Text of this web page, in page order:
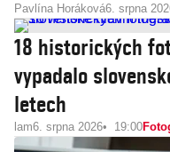
Pavlína Horáková6. srpna
18 historických
vypadalo
letech
lam6. srpna 2026 19:00